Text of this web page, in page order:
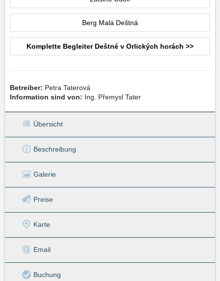
Berg Malá Deštná
Komplette Begleiter Deštné v Orlických horách >>
Betreiber: Petra Taterová
Information sind von: Ing. Přemysl Tater
Übersicht
Beschreibung
Galerie
Preise
Karte
Email
Buchung